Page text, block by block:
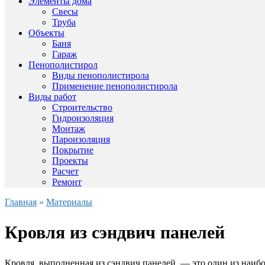
Свесы
Труба
Объекты
Баня
Гараж
Пенополистирол
Виды пенополистирола
Применение пенополистирола
Виды работ
Строительство
Гидроизоляция
Монтаж
Пароизоляция
Покрытие
Проекты
Расчет
Ремонт
Главная » Материалы
Кровля из сэндвич панелей